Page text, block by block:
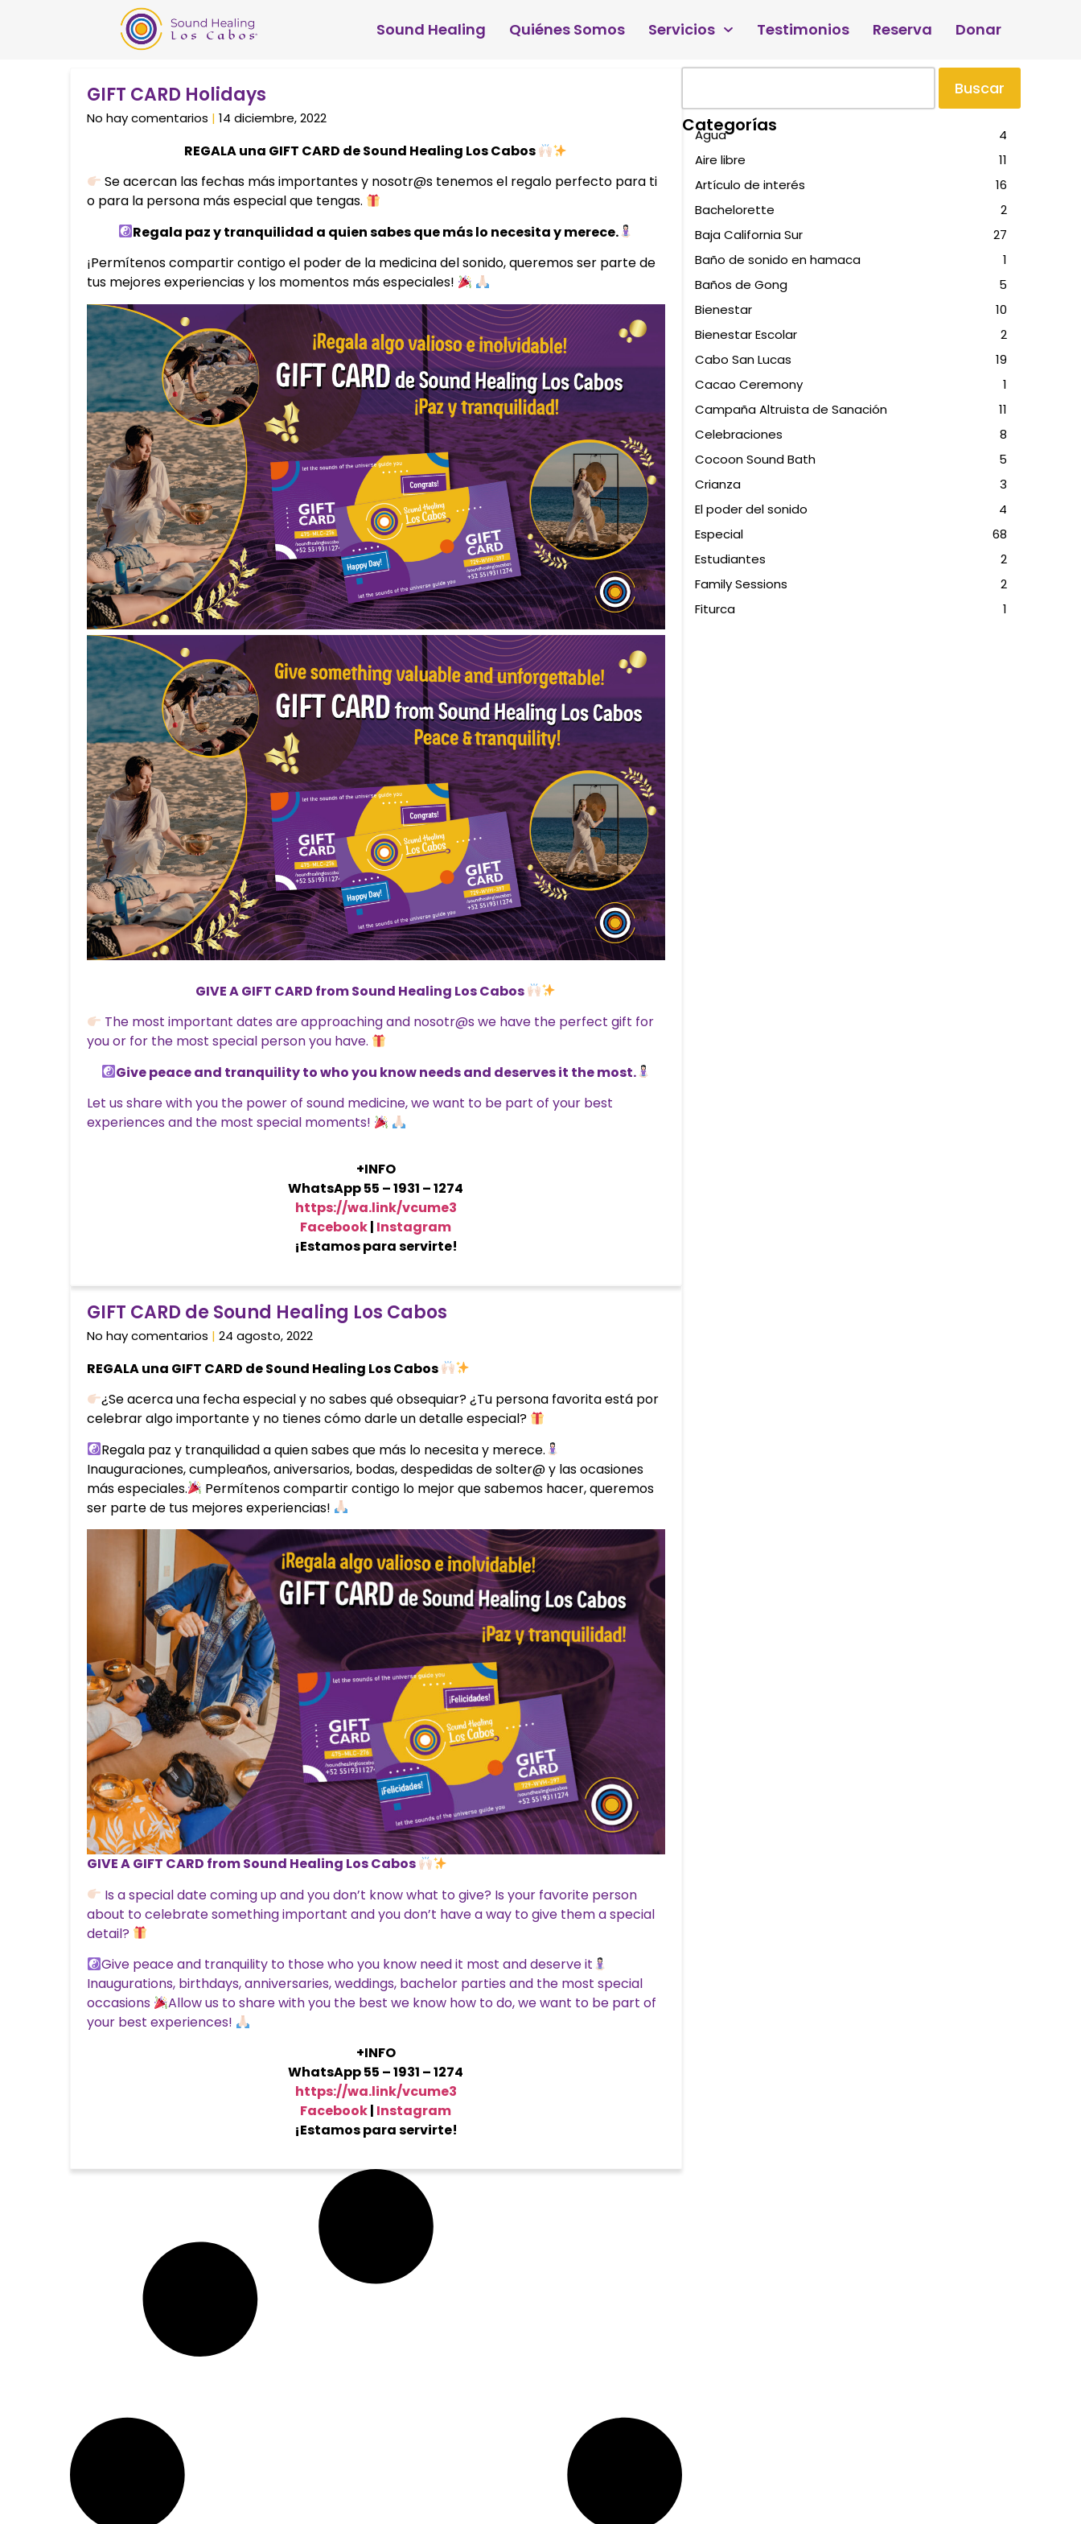
Sound Healing Quiénes Somos Servicios Testimonios Reserva Donar
GIFT CARD Holidays
No hay comentarios 14 diciembre, 2022
REGALA una GIFT CARD de Sound Healing Los Cabos
Se acercan las fechas más importantes y nosotr@s tenemos el regalo perfecto para ti
o para la persona más especial que tengas.
Regala paz y tranquilidad a quien sabes que más lo necesita y merece.
¡Permítenos compartir contigo el poder de la medicina del sonido, queremos ser parte de
tus mejores experiencias y los momentos más especiales!
GIVE A GIFT CARD from Sound Healing Los Cabos
The most important dates are approaching and nosotr@s we have the perfect gift for
you or for the most special person you have.
Give peace and tranquility to who you know needs and deserves it the most.
Let us share with you the power of sound medicine, we want to be part of your best
experiences and the most special moments!
+INFO
WhatsApp 55 – 1931 – 1274
https://wa.link/vcume3
Facebook| Instagram
¡Estamos para servirte!
GIFT CARD de Sound Healing Los Cabos
No hay comentarios 24 agosto, 2022
REGALA una GIFT CARD de Sound Healing Los Cabos
¿Se acerca una fecha especial y no sabes qué obsequiar? ¿Tu persona favorita está por
celebrar algo importante y no tienes cómo darle un detalle especial?
Regala paz y tranquilidad a quien sabes que más lo necesita y merece.
Inauguraciones, cumpleaños, aniversarios, bodas, despedidas de solter@ y las ocasiones
más especiales.
Permítenos compartir contigo lo mejor que sabemos hacer, queremos
ser parte de tus mejores experiencias!
GIVE A GIFT CARD from Sound Healing Los Cabos
Is a special date coming up and you don’t know what to give? Is your favorite person
about to celebrate something important and you don’t have a way to give them a special
detail?
Give peace and tranquility to those who you know need it most and deserve it
Inaugurations, birthdays, anniversaries, weddings, bachelor parties and the most special
occasions
Allow us to share with you the best we know how to do, we want to be part of
your best experiences!
+INFO
WhatsApp 55 – 1931 – 1274
https://wa.link/vcume3
Facebook| Instagram
¡Estamos para servirte!
Buscar
Categorías
Agua
4
Aire libre
11
Artículo de interés
16
Bachelorette
2
Baja California Sur
27
Baño de sonido en hamaca
1
Baños de Gong
5
Bienestar
10
Bienestar Escolar
2
Cabo San Lucas
19
Cacao Ceremony
1
Campaña Altruista de Sanación
11
Celebraciones
8
Cocoon Sound Bath
5
Crianza
3
El poder del sonido
4
Especial
68
Estudiantes
2
Family Sessions
2
Fiturca
1